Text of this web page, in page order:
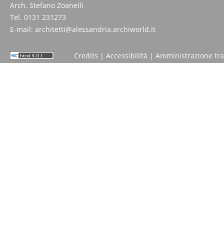
Arch. Stefano Zoanelli
Tel. 0131 231273
E-mail: architetti@alessandria.archiworld.it
Credits | Accessibilità | Amministrazione